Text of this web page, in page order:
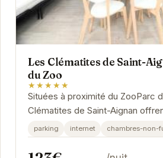
Les Clématites de Saint-
du Zoo
★★★★★
Situées à proximité du ZooParc
Clématites de Saint-Aignan
confortable et bien équipé pour
parking internet chambres-non-